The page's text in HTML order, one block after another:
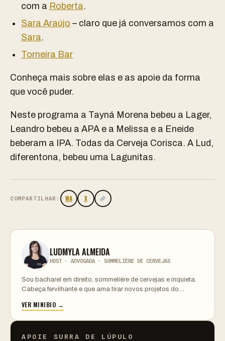
com a Roberta.
Sara Araújo – claro que já conversamos com a
Sara.
Torneira Bar
Conheça mais sobre elas e as apoie da forma
que você puder.
Neste programa a Tayná Morena bebeu a Lager,
Leandro bebeu a APA e a Melissa e a Eneide
beberam a IPA. Todas da Cerveja Corisca. A Lud,
diferentona, bebeu uma Lagunitas.
COMPARTILHAR: WA X
LUDMYLA ALMEIDA
HOST · ADVOGADA · SOMMELIÈRE DE CERVEJAS
Sou bacharel em direito, sommelière de cervejas e inquieta.
Cabeça fervilhante e que ama tirar novos projetos do…
VER MINIBIO →
APOIE SURRA DE LÚPULO